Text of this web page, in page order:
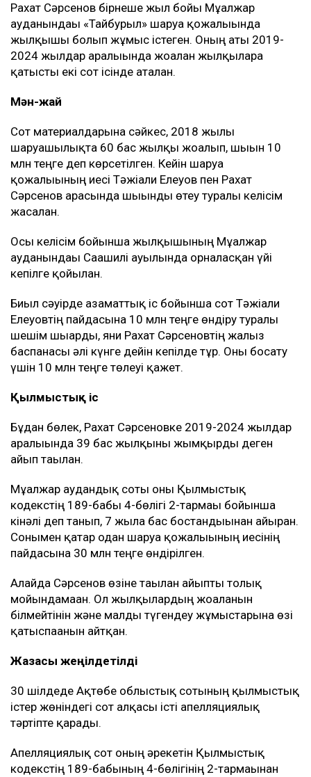
Рахат Сәрсенов бірнеше жыл бойы Мұғалжар
ауданындағы «Тайбурыл» шаруа қожалығында
жылқышы болып жұмыс істеген. Оның аты 2019-
2024 жылдар аралығында жоғалған жылқыларға
қатысты екі сот ісінде аталған.
Мән-жай
Сот материалдарына сәйкес, 2018 жылы
шаруашылықта 60 бас жылқы жоғалып, шығын 10
млн теңге деп көрсетілген. Кейін шаруа
қожалығының иесі Тәжіғали Елеуов пен Рахат
Сәрсенов арасында шығынды өтеу туралы келісім
жасалған.
Осы келісім бойынша жылқышының Мұғалжар
ауданындағы Сағашилі ауылында орналасқан үйі
кепілге қойылған.
Биыл сәуірде азаматтық іс бойынша сот Тәжіғали
Елеуовтің пайдасына 10 млн теңге өндіру туралы
шешім шығарды, яғни Рахат Сәрсеновтің жалғыз
баспанасы әлі күнге дейін кепілде тұр. Оны босату
үшін 10 млн теңге төлеуі қажет.
Қылмыстық іс
Бұдан бөлек, Рахат Сәрсеновке 2019-2024 жылдар
аралығында 39 бас жылқыны жымқырды деген
айып тағылған.
Мұғалжар аудандық соты оны Қылмыстық
кодекстің 189-бабы 4-бөлігі 2-тармағы бойынша
кінәлі деп танып, 7 жылға бас бостандығынан айырған.
Сонымен қатар одан шаруа қожалығының иесінің
пайдасына 30 млн теңге өндірілген.
Алайда Сәрсенов өзіне тағылған айыпты толық
мойындамаған. Ол жылқылардың жоғалғанын
білмейтінін және малды түгендеу жұмыстарына өзі
қатыспағанын айтқан.
Жазасы жеңілдетілді
30 шілдеде Ақтөбе облыстық сотының қылмыстық
істер жөніндегі сот алқасы істі апелляциялық
тәртіпте қарады.
Апелляциялық сот оның әрекетін Қылмыстық
кодекстің 189-бабының 4-бөлігінің 2-тармағынан